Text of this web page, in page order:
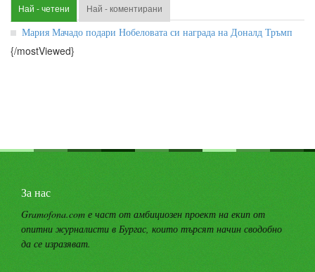
Най - четени Най - коментирани
Мария Мачадо подари Нобеловата си награда на Доналд Тръмп
{/mostViewed}
За нас
Gramofona.com е част от амбициозен проект на екип от
опитни журналисти в Бургас, които търсят начин сводобно
да се изразяват.